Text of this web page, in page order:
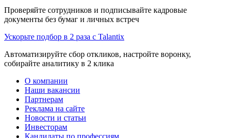
Проверяйте сотрудников и подписывайте кадровые
документы без бумаг и личных встреч
Ускорьте подбор в 2 раза с Talantix
Автоматизируйте сбор откликов, настройте воронку,
собирайте аналитику в 2 клика
О компании
Наши вакансии
Партнерам
Реклама на сайте
Новости и статьи
Инвесторам
Кандидаты по профессиям